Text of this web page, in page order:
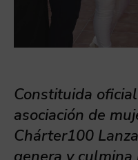
Constituida
asociación de
Chárter100